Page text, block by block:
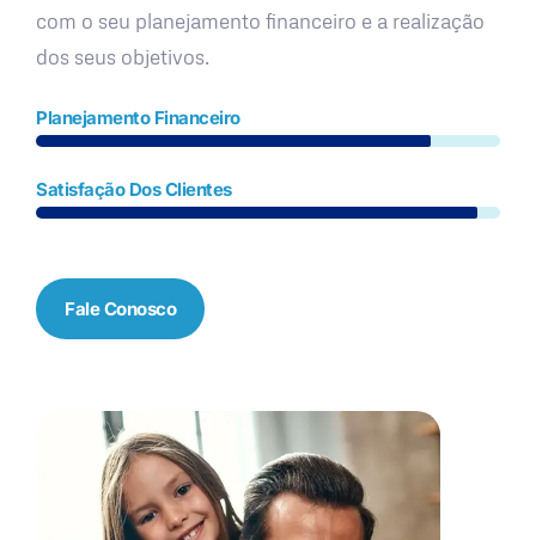
com o seu planejamento financeiro e a realização
dos seus objetivos.
Planejamento Financeiro
Satisfação Dos Clientes
Fale Conosco